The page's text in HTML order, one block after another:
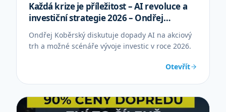
Každá krize je příležitost – AI revoluce a
investiční strategie 2026 – Ondřej
Koběrský
Ondřej Koběrský diskutuje dopady AI na akciový
trh a možné scénáře vývoje investic v roce 2026.
Otevřít